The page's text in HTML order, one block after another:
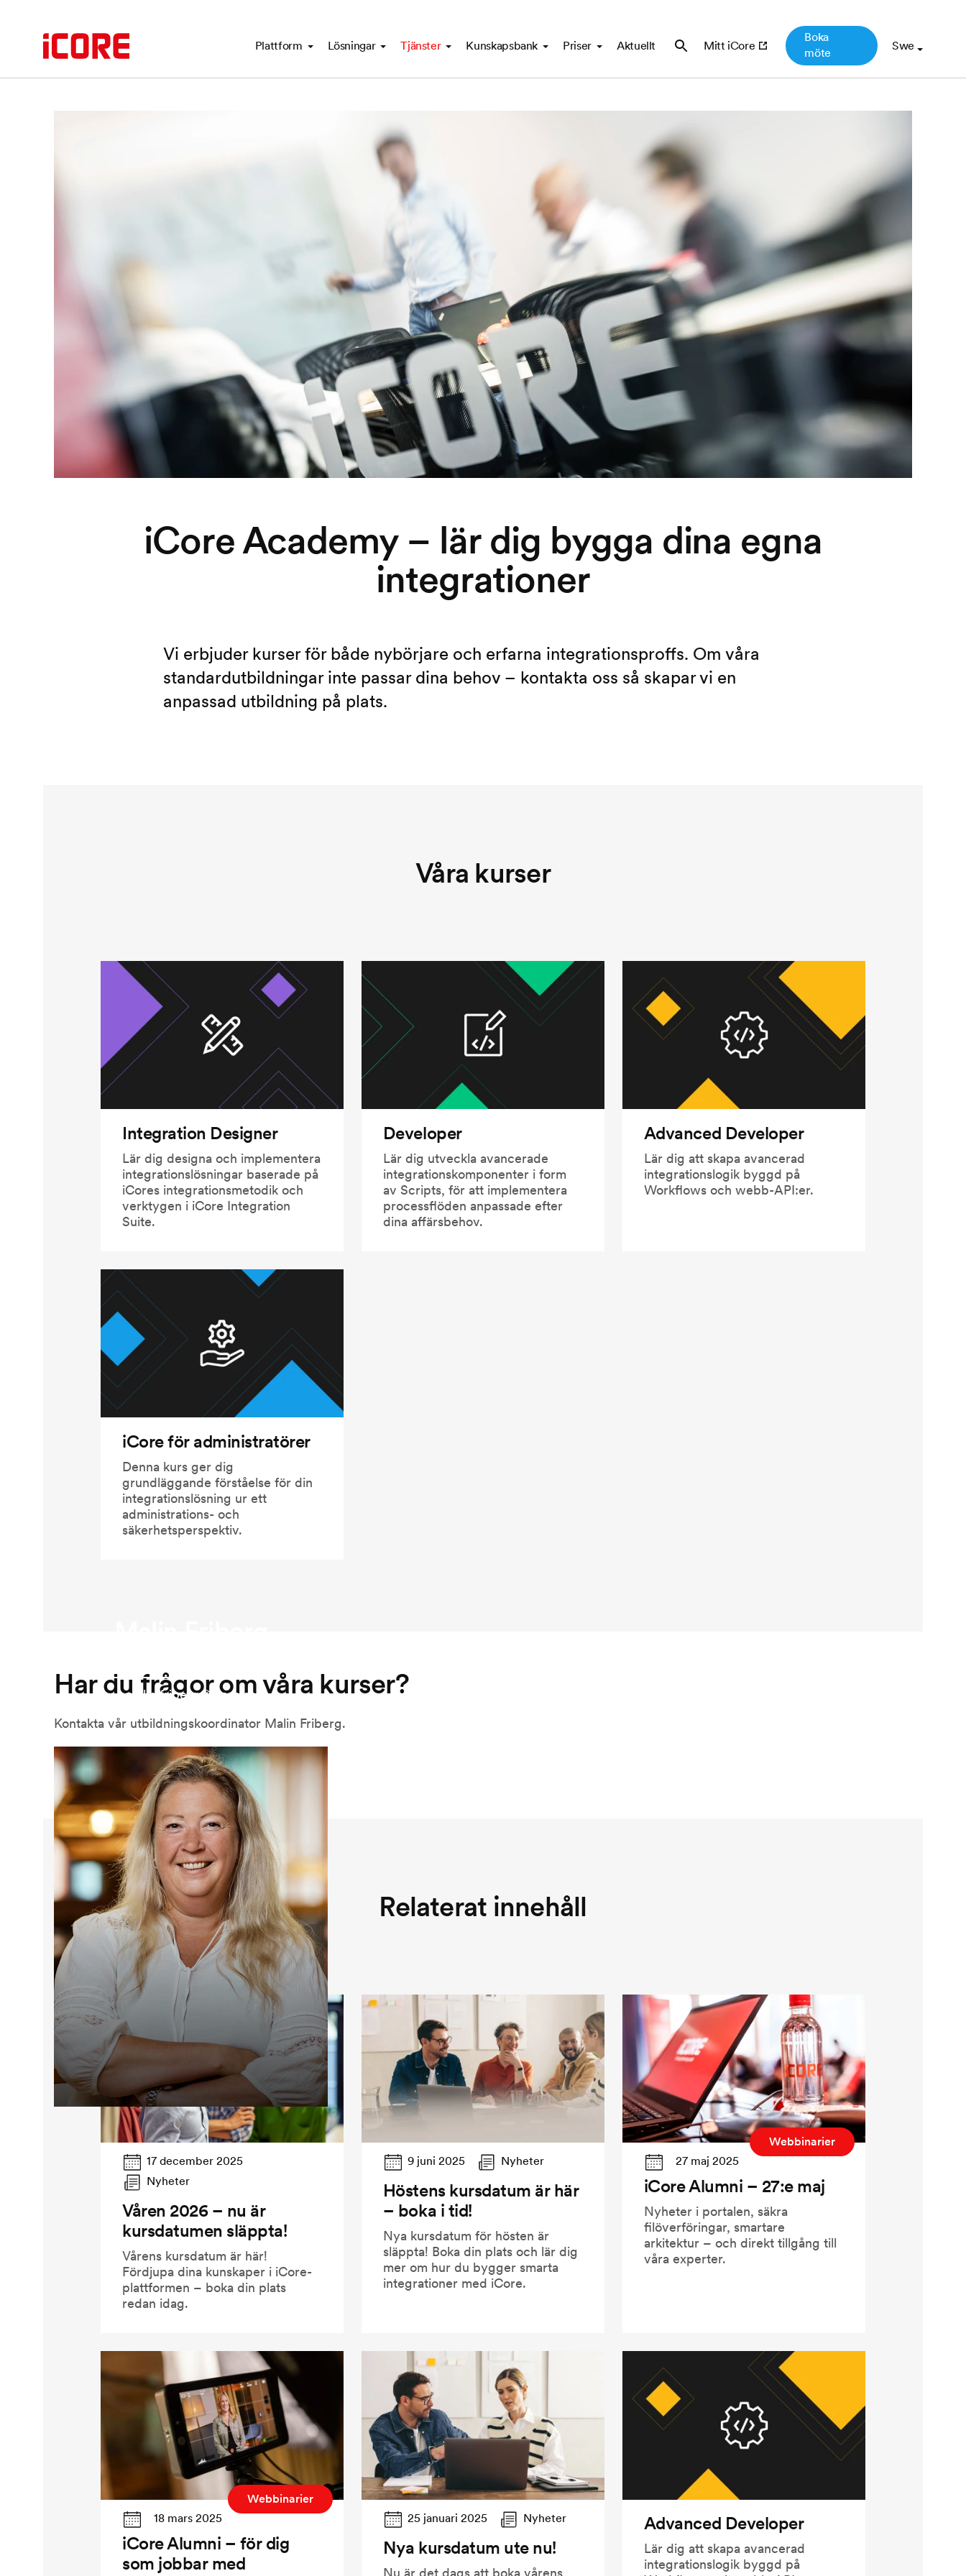
Plattform Lösningar Tjänster Kunskapsbank Priser Aktuellt Mitt iCore
Boka
möte
iCore Academy – lär dig bygga dina egna
integrationer
Vi erbjuder kurser för både nybörjare och erfarna integrationsproffs. Om våra
standardutbildningar inte passar dina behov – kontakta oss så skapar vi en
anpassad utbildning på plats.
Våra kurser
Integration Designer
Lär dig designa och implementera
integrationslösningar baserade på
iCores integrationsmetodik och
verktygen i iCore Integration
Suite.
Developer
Lär dig utveckla avancerade
integrationskomponenter i form
av Scripts, för att implementera
processflöden anpassade efter
dina affärsbehov.
Advanced Developer
Lär dig att skapa avancerad
integrationslogik byggd på
Workflows och webb-API:er.
iCore för administratörer
Denna kurs ger dig
grundläggande förståelse för din
integrationslösning ur ett
administrations- och
säkerhetsperspektiv.
Har du frågor om våra kurser?
Kontakta vår utbildningskoordinator Malin Friberg.
malin.friberg@icore.se
Relaterat innehåll
17 december 2025
Nyheter
Våren 2026 – nu är
kursdatumen släppta!
Vårens kursdatum är här!
Fördjupa dina kunskaper i iCore-
plattformen – boka din plats
redan idag.
9 juni 2025 Nyheter
Höstens kursdatum är här
– boka i tid!
Nya kursdatum för hösten är
släppta! Boka din plats och lär dig
mer om hur du bygger smarta
integrationer med iCore.
Webbinarier
27 maj 2025
iCore Alumni – 27:e maj
Nyheter i portalen, säkra
filöverföringar, smartare
arkitektur – och direkt tillgång till
våra experter.
Webbinarier
18 mars 2025
iCore Alumni – för dig
som jobbar med
25 januari 2025 Nyheter
Nya kursdatum ute nu!
Nu är det dags att boka vårens
Advanced Developer
Lär dig att skapa avancerad
integrationslogik byggd på